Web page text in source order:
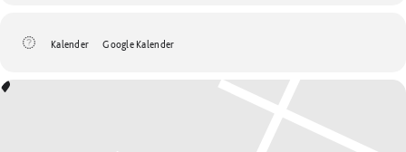
Kalender Google Kalender